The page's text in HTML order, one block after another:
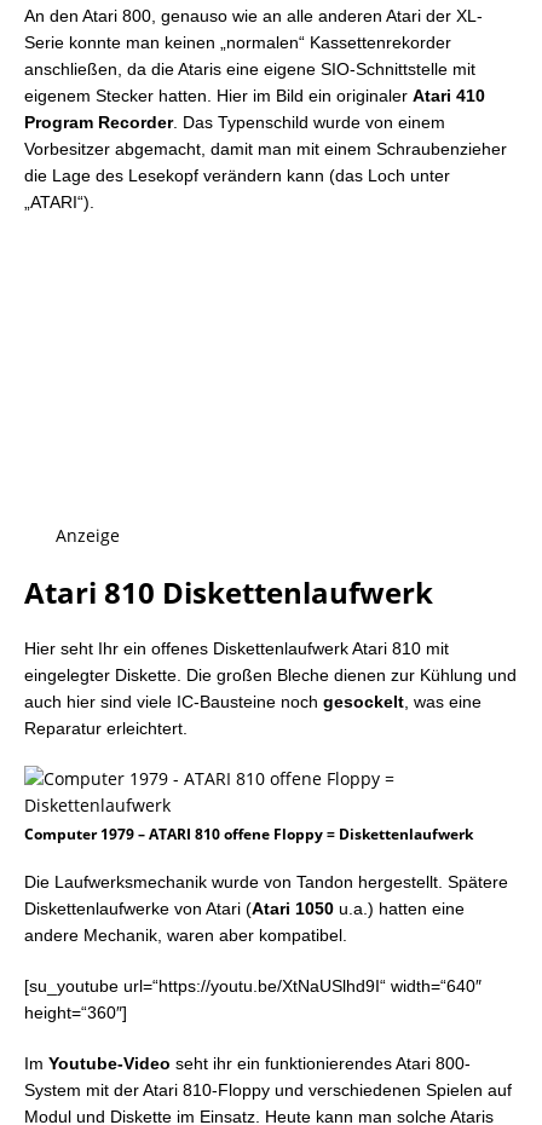
An den Atari 800, genauso wie an alle anderen Atari der XL-
Serie konnte man keinen „normalen“ Kassettenrekorder
anschließen, da die Ataris eine eigene SIO-Schnittstelle mit
eigenem Stecker hatten. Hier im Bild ein originaler Atari 410
Program Recorder. Das Typenschild wurde von einem
Vorbesitzer abgemacht, damit man mit einem Schraubenzieher
die Lage des Lesekopf verändern kann (das Loch unter
„ATARI“).
Anzeige
Atari 810 Diskettenlaufwerk
Hier seht Ihr ein offenes Diskettenlaufwerk Atari 810 mit
eingelegter Diskette. Die großen Bleche dienen zur Kühlung und
auch hier sind viele IC-Bausteine noch gesockelt, was eine
Reparatur erleichtert.
Computer 1979 – ATARI 810 offene Floppy = Diskettenlaufwerk
Die Laufwerksmechanik wurde von Tandon hergestellt. Spätere
Diskettenlaufwerke von Atari (Atari 1050 u.a.) hatten eine
andere Mechanik, waren aber kompatibel.
[su_youtube url=“https://youtu.be/XtNaUSlhd9I“ width=“640″
height=“360″]
Im Youtube-Video seht ihr ein funktionierendes Atari 800-
System mit der Atari 810-Floppy und verschiedenen Spielen auf
Modul und Diskette im Einsatz. Heute kann man solche Ataris